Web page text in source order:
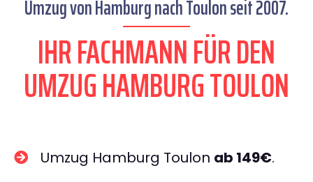
Umzug von Hamburg nach Toulon seit 2007.
IHR FACHMANN FÜR DEN
UMZUG HAMBURG TOULON
Umzug Hamburg Toulon ab 149€.